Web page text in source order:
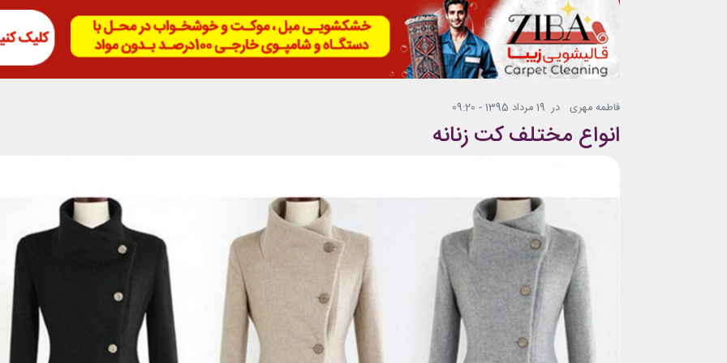
فاطمه مهری در 19 مرداد 1395 - 09:20
انواع مختلف کت زنانه